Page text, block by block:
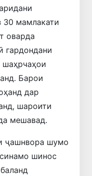
30 мамлакати
оварда
гардондани
Барои
дар
шароити
мешавад.
ҷашнвора шумо
шинос